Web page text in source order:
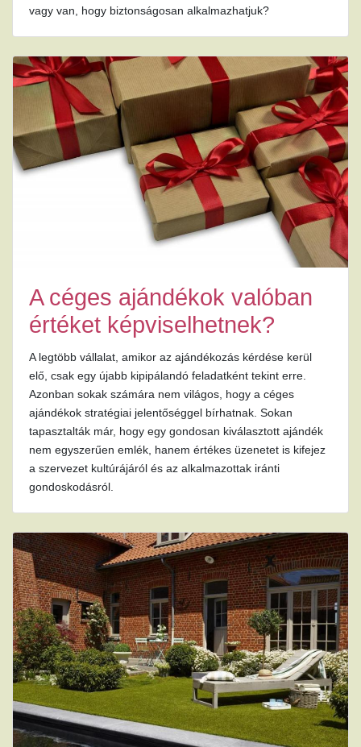
vagy van, hogy biztonságosan alkalmazhatjuk?
A céges ajándékok valóban
értéket képviselhetnek?
A legtöbb vállalat, amikor az ajándékozás kérdése kerül
elő, csak egy újabb kipipálandó feladatként tekint erre.
Azonban sokak számára nem világos, hogy a céges
ajándékok stratégiai jelentőséggel bírhatnak. Sokan
tapasztalták már, hogy egy gondosan kiválasztott ajándék
nem egyszerűen emlék, hanem értékes üzenetet is kifejez
a szervezet kultúrájáról és az alkalmazottak iránti
gondoskodásról.